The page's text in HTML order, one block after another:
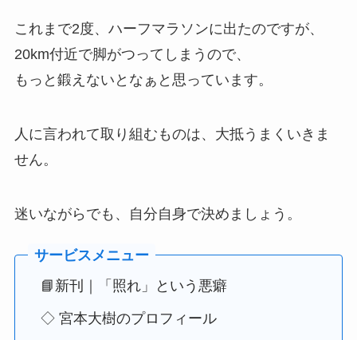
これまで2度、ハーフマラソンに出たのですが、
20km付近で脚がつってしまうので、
もっと鍛えないとなぁと思っています。
人に言われて取り組むものは、大抵うまくいきま
せん。
迷いながらでも、自分自身で決めましょう。
📘新刊｜「照れ」という悪癖
◇ 宮本大樹のプロフィール